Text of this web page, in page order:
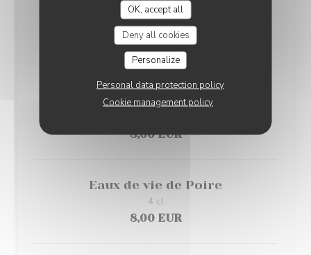
OK, accept all
Deny all cookies
Personalize
Personal data protection policy
Cookie management policy
Bailey's
7,00 EUR
4 cl
Eau de vie de Mirabelle
8,00 EUR
Eaux de vie de Poire
8,00 EUR
4 cl